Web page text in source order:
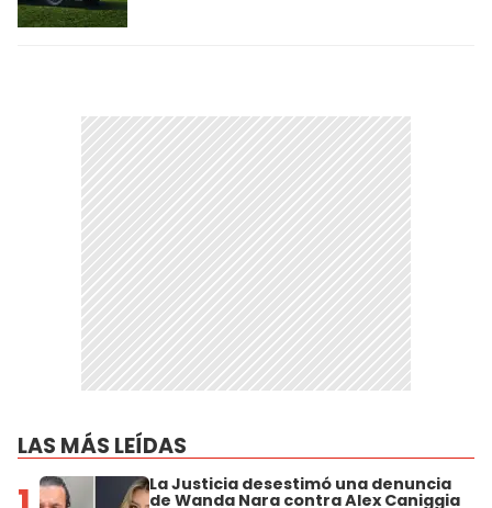
LAS MÁS LEÍDAS
La Justicia desestimó una denuncia
de Wanda Nara contra Alex Caniggia